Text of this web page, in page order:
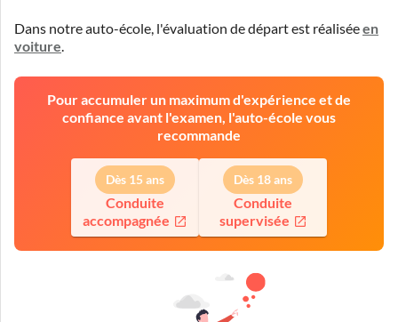
Dans notre auto-école, l'évaluation de départ est réaliséeen
voiture
Pour accumuler un maximum d'expérience et de
confiance avant l'examen, l'auto-école vous
recommande
Dès 15 ans
Conduite
accompagnée
Dès 18 ans
Conduite
supervisée